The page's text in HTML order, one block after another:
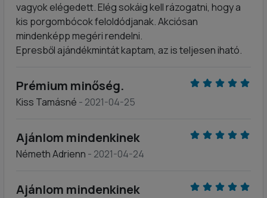
vagyok elégedett. Elég sokáig kell rázogatni, hogy a
kis porgombócok feloldódjanak. Akciósan
mindenképp megéri rendelni.
Epresből ajándékmintát kaptam, az is teljesen iható.
Prémium minőség.
Kiss Tamásné - 2021-04-25
Ajánlom mindenkinek
Németh Adrienn - 2021-04-24
Ajánlom mindenkinek